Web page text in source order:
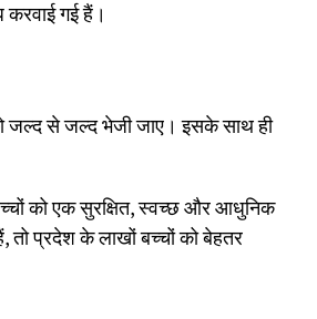
गई हैं।
जल्द से जल्द भेजी जाए। इसके साथ ही
को एक सुरक्षित, स्वच्छ और आधुनिक
तो प्रदेश के लाखों बच्चों को बेहतर